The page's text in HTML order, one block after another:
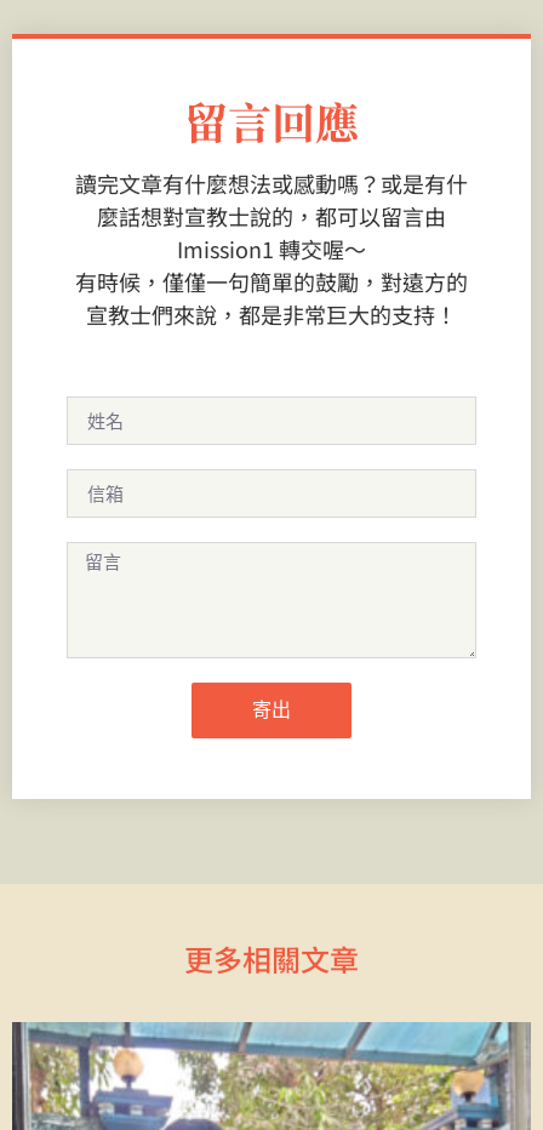
留言回應
讀完文章有什麼想法或感動嗎？或是有什
麼話想對宣教士說的，都可以留言由
Imission1 轉交喔～
有時候，僅僅一句簡單的鼓勵，對遠方的
宣教士們來說，都是非常巨大的支持！
寄出
更多相關文章